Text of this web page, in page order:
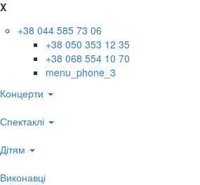
X
+38 044 585 73 06
+38 050 353 12 35
+38 068 554 10 70
menu_phone_3
Концерти
Спектаклі
Дітям
Виконавці